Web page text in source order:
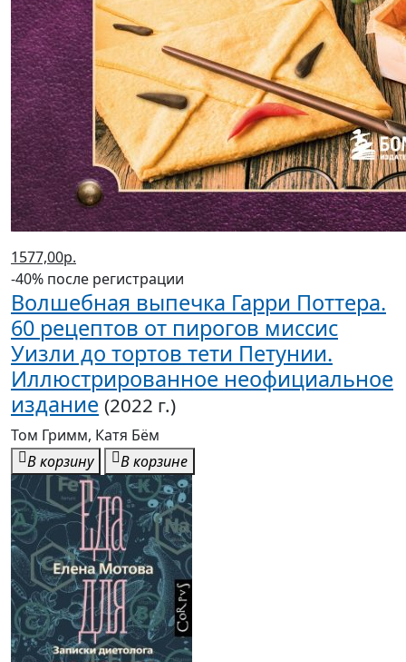
1577,00р.
-40% после регистрации
Волшебная выпечка Гарри Поттера.
60 рецептов от пирогов миссис
Уизли до тортов тети Петунии.
Иллюстрированное неофициальное
издание (2022 г.)
Том Гримм, Катя Бём
В корзину
В корзине